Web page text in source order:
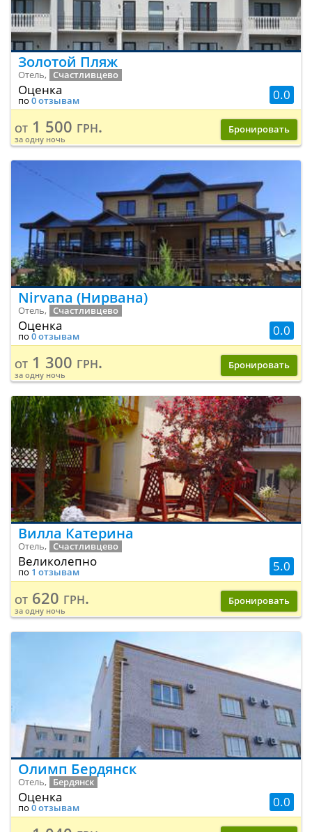
Золотой Пляж
Отель, Счастливцево
0.0
Оценка
по 0 отзывам
от 1 500 грн.
за одну ночь
Бронировать
Nirvana (Нирвана)
Отель, Счастливцево
0.0
Оценка
по 0 отзывам
от 1 300 грн.
за одну ночь
Бронировать
Вилла Катерина
Отель, Счастливцево
5.0
Великолепно
по 1 отзывам
от 620 грн.
за одну ночь
Бронировать
Олимп Бердянск
Отель, Бердянск
0.0
Оценка
по 0 отзывам